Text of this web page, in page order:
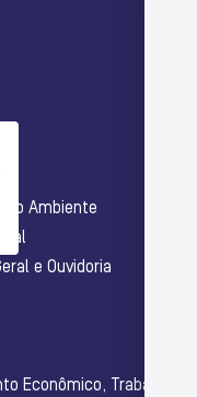
Ambiente
e Ouvidoria
Econômico, Trabalho